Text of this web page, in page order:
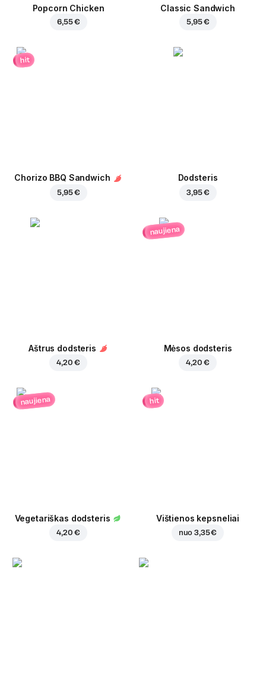
Popcorn Chicken
6,55 €
Classic Sandwich
5,95 €
hit
Chorizo BBQ Sandwich
5,95 €
Dodsteris
3,95 €
Aštrus dodsteris
4,20 €
naujiena
Mėsos dodsteris
4,20 €
naujiena
Vegetariškas dodsteris
4,20 €
hit
Vištienos kepsneliai
nuo3,35 €